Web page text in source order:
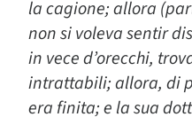
la cagione; allora
non si voleva sentir
in vece d’orecchi,
intrattabili; allora, di
era finita; e la sua